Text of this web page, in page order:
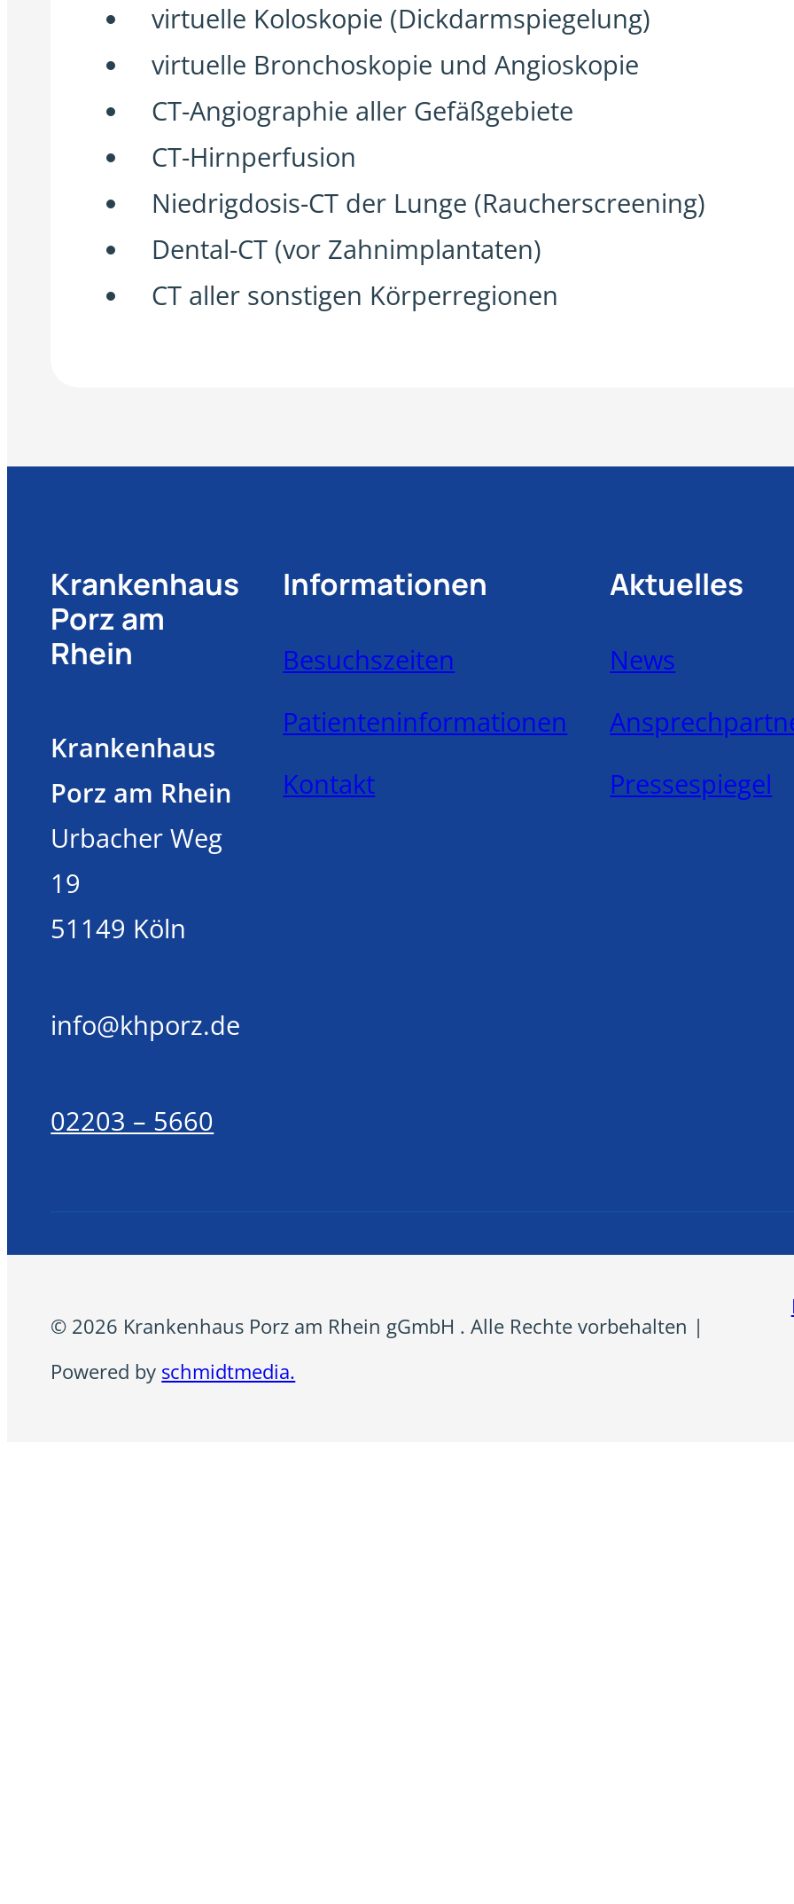
virtuelle Koloskopie (Dickdarmspiegelung)
virtuelle Bronchoskopie und Angioskopie
CT-Angiographie aller Gefäßgebiete
CT-Hirnperfusion
Niedrigdosis-CT der Lunge (Raucherscreening)
Dental-CT (vor Zahnimplantaten)
CT aller sonstigen Körperregionen
Krankenhaus
Porz am
Rhein
Krankenhaus
Porz am Rhein
Urbacher Weg
19
51149 Köln
info@khporz.de
02203 – 5660
Informationen
Besuchszeiten
Patienteninformationen
Kontakt
Aktuelles
News
Pressespiegel
© 2026 Krankenhaus Porz am Rhein gGmbH . Alle Rechte vorbehalten |
Powered by schmidtmedia.